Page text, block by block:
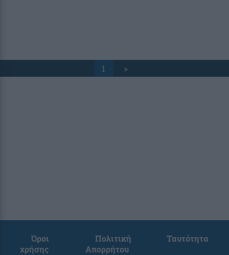
1 >
Όροι
χρήσης
Πολιτική
Απορρήτου
Ταυτότητα